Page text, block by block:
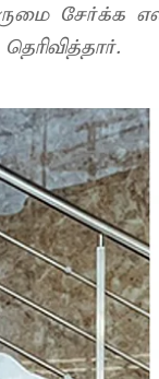
சேர்க்க